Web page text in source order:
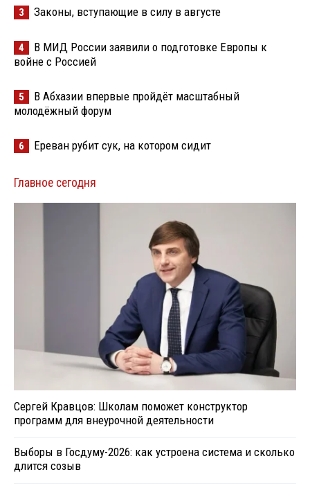
3 Законы, вступающие в силу в августе
4
В МИД России заявили о подготовке Европы к
войне с Россией
5
В Абхазии впервые пройдёт масштабный
молодёжный форум
6 Ереван рубит сук, на котором сидит
Главное сегодня
Сергей Кравцов: Школам поможет конструктор
программ для внеурочной деятельности
Выборы в Госдуму-2026: как устроена система и сколько
длится созыв